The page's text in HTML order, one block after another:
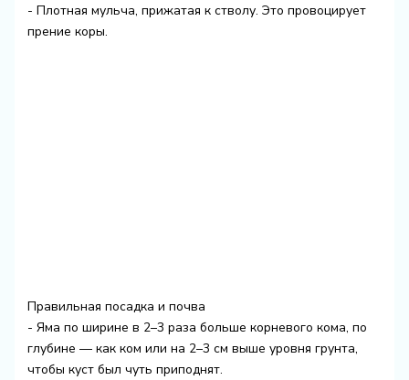
- Плотная мульча, прижатая к стволу. Это провоцирует
прение коры.
Правильная посадка и почва
- Яма по ширине в 2–3 раза больше корневого кома, по
глубине — как ком или на 2–3 см выше уровня грунта,
чтобы куст был чуть приподнят.